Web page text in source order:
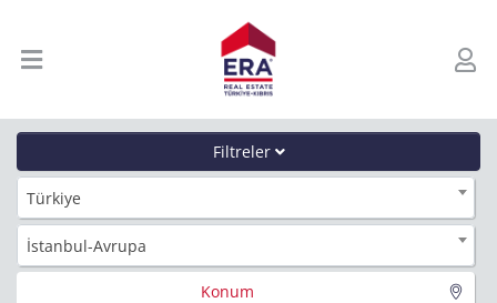
Filtreler
Türkiye
İstanbul-Avrupa
Konum